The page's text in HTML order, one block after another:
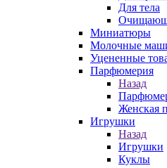
Для тела
Миниатюры
Молочные
Уцененные
Парфюмерия
Назад
Женская
Игрушки
Назад
Игрушки
Куклы